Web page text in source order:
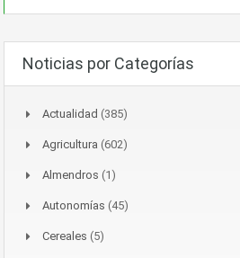
Noticias por Categorías
Actualidad (385)
Agricultura (602)
Almendros (1)
Autonomías (45)
Cereales (5)